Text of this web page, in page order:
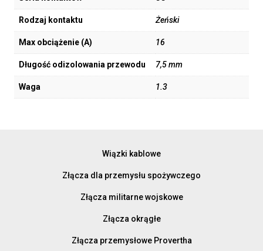
Rodzaj kontaktu Żeński
Max obciążenie (A) 16
Długość odizolowania przewodu 7,5 mm
Waga 1.3
Wiązki kablowe
Złącza dla przemysłu spożywczego
Złącza militarne wojskowe
Złącza okrągłe
Złącza przemysłowe Provertha